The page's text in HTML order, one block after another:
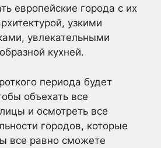
европейские города с их
узкими
увлекательными
кухней.
периода будет
объехать все
и осмотреть все
городов, которые
все равно сможете